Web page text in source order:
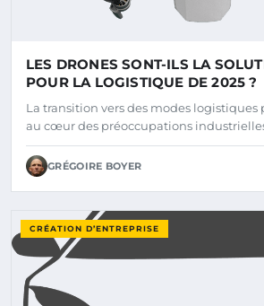
LES DRONES SONT-ILS LA
POUR LA LOGISTIQUE DE 2025 ?
La transition vers des modes logistiques
au cœur des préoccupations
GRÉGOIRE BOYER
CRÉATION D’ENTREPRISE